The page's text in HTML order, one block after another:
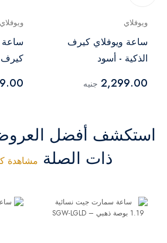
ويوفلاي
ساعة ويوفلاي كيرف
الذكية - أسود
2,299.00 جنيه
ويوفلاي
ساعة
كيرف 2 – أسود
استكشف أفضل
ذات الصلة مشاهدة